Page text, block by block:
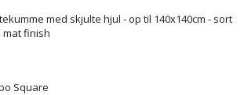
med skjulte hjul - op til 140x140cm - sort
finish
Square